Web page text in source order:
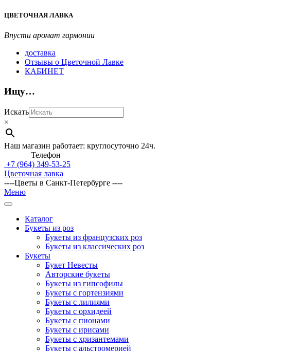
Перейти
содержимому
ЦВЕТОЧНАЯ ЛАВКА
Впусти аромат гармонии
доставка
Отзывы о Цветочной Лавке
КАБИНЕТ
Ищу…
Искать
×
Наш магазин работает: круглосуточно 24ч.
Телефон
+7 (964) 349-53-25
Цветочная лавка
----Цветы в Санкт-Петербурге ----
Главное
навигационное
Меню
Каталог
Букеты из роз
Букеты из французских роз
Букеты из классических роз
Букеты
Букет Невесты
Авторские букеты
Букеты из гипсофилы
Букеты с гортензиями
Букеты с лилиями
Букеты с орхидеей
Букеты с пионами
Букеты с ирисами
Букеты с хризантемами
Букеты с альстромерией